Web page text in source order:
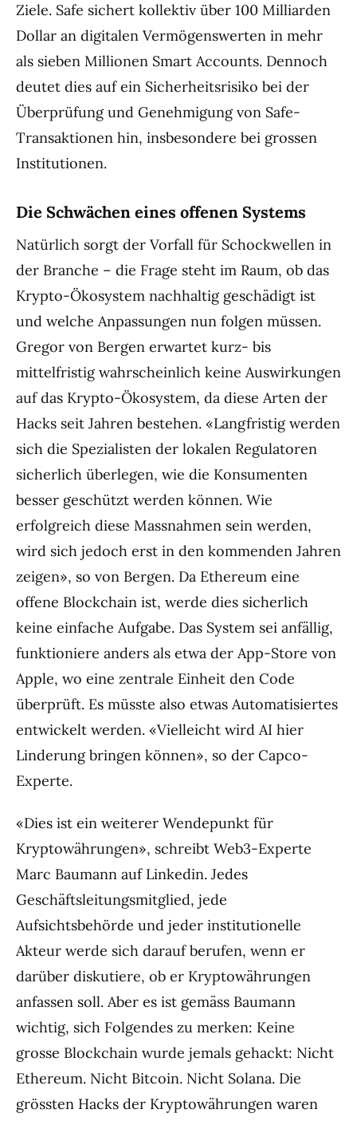
Ziele. Safe sichert kollektiv über 100 Milliarden
Dollar an digitalen Vermögenswerten in mehr
als sieben Millionen Smart Accounts. Dennoch
deutet dies auf ein Sicherheitsrisiko bei der
Überprüfung und Genehmigung von Safe-
Transaktionen hin, insbesondere bei grossen
Institutionen.
Die Schwächen eines offenen Systems
Natürlich sorgt der Vorfall für Schockwellen in
der Branche – die Frage steht im Raum, ob das
Krypto-Ökosystem nachhaltig geschädigt ist
und welche Anpassungen nun folgen müssen.
Gregor von Bergen erwartet kurz- bis
mittelfristig wahrscheinlich keine Auswirkungen
auf das Krypto-Ökosystem, da diese Arten der
Hacks seit Jahren bestehen. «Langfristig werden
sich die Spezialisten der lokalen Regulatoren
sicherlich überlegen, wie die Konsumenten
besser geschützt werden können. Wie
erfolgreich diese Massnahmen sein werden,
wird sich jedoch erst in den kommenden Jahren
zeigen», so von Bergen. Da Ethereum eine
offene Blockchain ist, werde dies sicherlich
keine einfache Aufgabe. Das System sei anfällig,
funktioniere anders als etwa der App-Store von
Apple, wo eine zentrale Einheit den Code
überprüft. Es müsste also etwas Automatisiertes
entwickelt werden. «Vielleicht wird AI hier
Linderung bringen können», so der Capco-
Experte.
«Dies ist ein weiterer Wendepunkt für
Kryptowährungen», schreibt Web3-Experte
Marc Baumann auf Linkedin. Jedes
Geschäftsleitungsmitglied, jede
Aufsichtsbehörde und jeder institutionelle
Akteur werde sich darauf berufen, wenn er
darüber diskutiere, ob er Kryptowährungen
anfassen soll. Aber es ist gemäss Baumann
wichtig, sich Folgendes zu merken: Keine
grosse Blockchain wurde jemals gehackt: Nicht
Ethereum. Nicht Bitcoin. Nicht Solana. Die
grössten Hacks der Kryptowährungen waren